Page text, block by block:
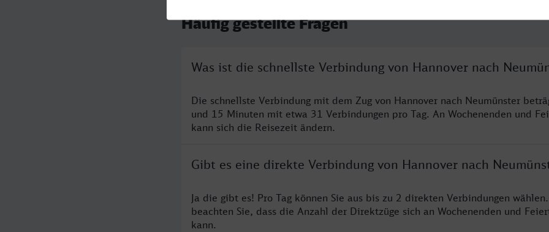
Häufig gestellte Fragen
Was ist die schnellste Verbindung von Hannover nach
Die schnellste Verbindung mit dem Zug von Hannover nach Neumünster
und 15 Minuten mit etwa 31 Verbindungen pro Tag. An Wochenenden und
kann sich die Reisezeit ändern.
Gibt es eine direkte Verbindung von Hannover nach
Ja die gibt es! Pro Tag können Sie aus bis zu 2 direkten Verbindungen
beachten Sie, dass die Anzahl der Direktzüge sich an Wochenenden und
kann.